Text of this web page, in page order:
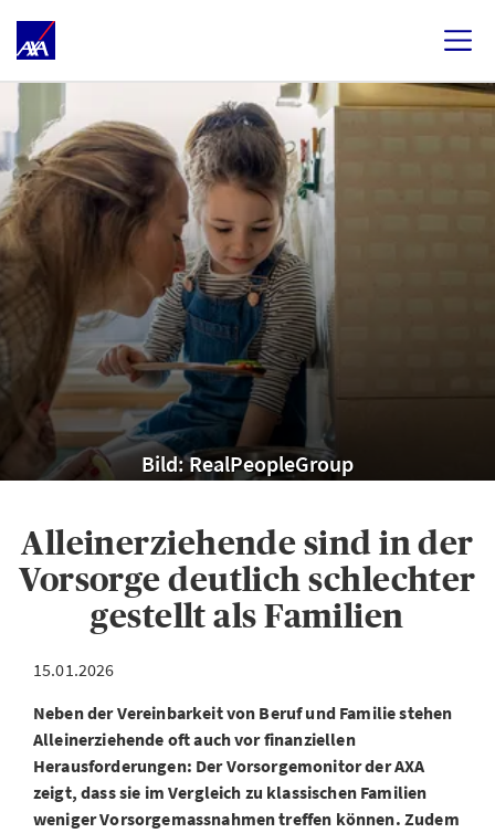
Bild: RealPeopleGroup
Alleinerziehende sind in der
Vorsorge deutlich schlechter
gestellt als Familien
15.01.2026
Neben der Vereinbarkeit von Beruf und Familie stehen
Alleinerziehende oft auch vor finanziellen
Herausforderungen: Der Vorsorgemonitor der AXA
zeigt, dass sie im Vergleich zu klassischen Familien
weniger Vorsorgemassnahmen treffen können. Zudem